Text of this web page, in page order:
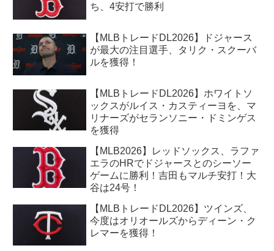
ち、4安打で勝利
【MLBトレードDL2026】ドジャース
が最大の注目選手、タリク・スクーバ
ルを獲得！
【MLBトレードDL2026】ホワイトソ
ックスがルイス・カスティーヨを、マ
リナーズがセランソニー・ドミンゲス
を獲得
【MLB2026】レッドソックス、ラファ
エラのHRでドジャースとのシーソー
ゲームに勝利！吉田もマルチ安打！大
谷は24号！
【MLBトレードDL2026】ツインズ、
今度はオリオールズからディーン・ク
レマーを獲得！